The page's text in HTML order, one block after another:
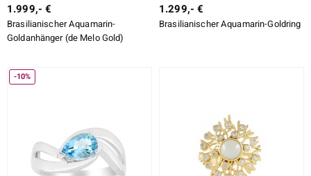
1.999,- €
Brasilianischer Aquamarin-
Goldanhänger (de Melo Gold)
1.299,- €
Brasilianischer Aquamarin-Goldring
-10%